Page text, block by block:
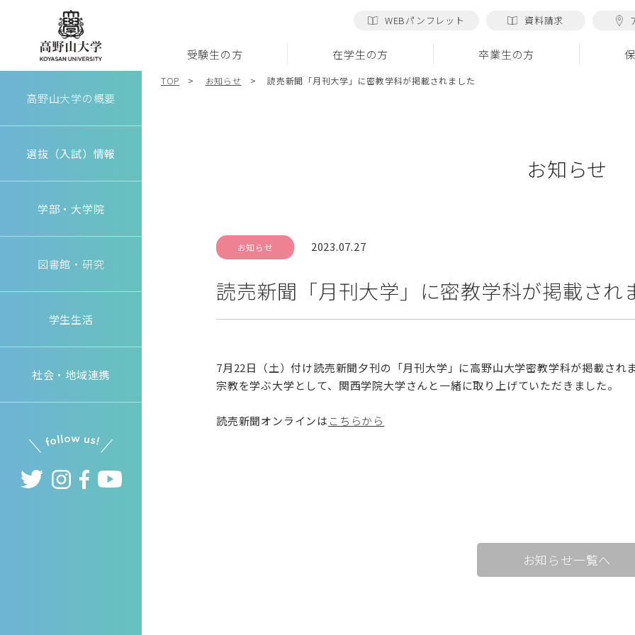
高野山大学
高野山大学の概要
選抜（入試）情報
学部・大学院
図書館・研究
学生生活
社会・地域連携
WEBパンフレット 資料請求
受験生の方 在学生の方 卒業生の方
TOP お知らせ 読売新聞「月刊大学」に密教学科が掲載されました
お知らせ
お知らせ 2023.07.27
読売新聞「月刊大学」に密教学科が掲載され
7月22日（土）付け読売新聞夕刊の「月刊大学」に高野山大学密教学科が掲載され
宗教を学ぶ大学として、関西学院大学さんと一緒に取り上げていただきました。
読売新聞オンラインは こちらから
お知らせ一覧へ